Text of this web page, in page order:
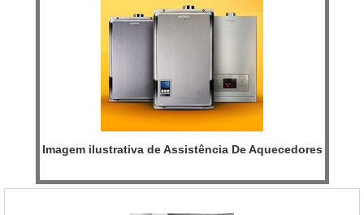
Imagem ilustrativa de Assistência De Aquecedores